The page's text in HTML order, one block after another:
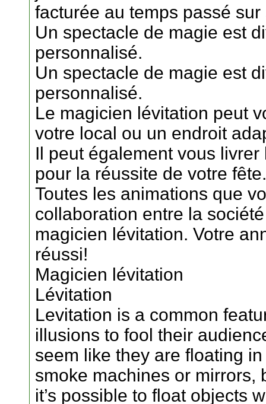
facturée au temps passé
Un spectacle de magie est
personnalisé.
Un spectacle de magie est
personnalisé.
Le magicien lévitation peut
votre local ou un endroit
Il peut également vous
pour la réussite de votre fête.
Toutes les animations que
collaboration entre la
magicien lévitation. Votre
réussi!
Magicien lévitation
Lévitation
Levitation is a common
illusions to fool their
seem like they are floating
smoke machines or mirrors,
it’s possible to float objects